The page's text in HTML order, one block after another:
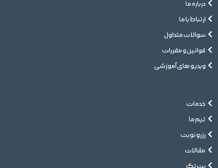
درباره ما
ارتباط با ما
سوالات متداول
قوانین و مقررات
ویدیو های آموزشی
خدمات
تیم ما
رزرو نوبت
مقالات
پت تگ